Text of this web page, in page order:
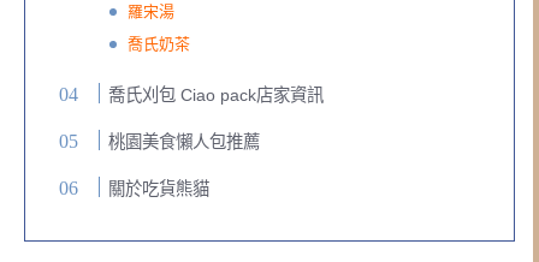
羅宋湯
喬氏奶茶
喬氏刈包 Ciao pack店家資訊
桃園美食懶人包推薦
關於吃貨熊貓